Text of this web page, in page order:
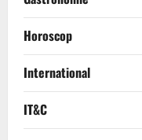
Horoscop
International
IT&C